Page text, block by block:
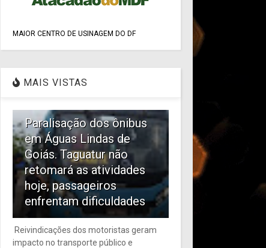
MAIOR CENTRO DE USINAGEM DO DF
MAIS VISTAS
Paralisação dos ônibus
em Águas Lindas de
Goiás. Taguatur não
retomará as atividades
hoje, passageiros
enfrentam dificuldades
Reivindicações dos motoristas geram
impacto no transporte público e